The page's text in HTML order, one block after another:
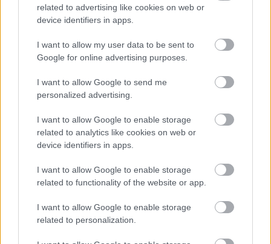
related to advertising like cookies on web or
device identifiers in apps.
I want to allow my user data to be sent to
Google for online advertising purposes.
I want to allow Google to send me
personalized advertising.
I want to allow Google to enable storage
related to analytics like cookies on web or
device identifiers in apps.
I want to allow Google to enable storage
related to functionality of the website or app.
I want to allow Google to enable storage
related to personalization.
MÚMIA SÍROK TITKAI, ELHAGYOTT ÉPÍTMÉNYEK
SZEMBE MERSZ NÉZNI AZZAL, AKIVÉ
VÁLHATTÁL VOLNA?